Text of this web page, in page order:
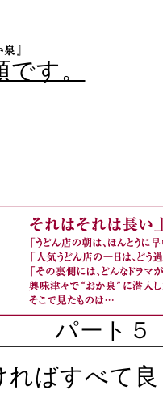
パート５
ればすべて